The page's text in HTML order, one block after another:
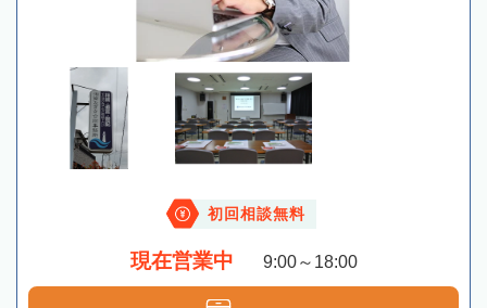
初回相談無料
現在営業中 9:00～18:00